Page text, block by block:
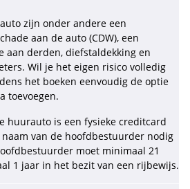
zijn onder andere een
aan de auto (CDW), een
aan derden, diefstaldekking en
Wil je het eigen risico volledig
het boeken eenvoudig de optie
toevoegen.
huurauto is een fysieke creditcard
naam van de hoofdbestuurder nodig
moet minimaal 21
1 jaar in het bezit van een rijbewijs.